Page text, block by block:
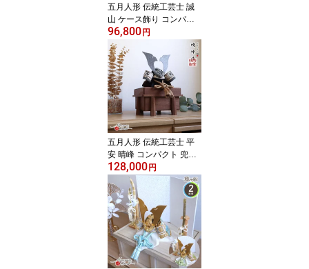
五月人形 伝統工芸士 誠
山 ケース飾り コンパク
ト 兜飾り 選べる 2種類
淡萌黄色兜/淡黒水色兜 5
月人形 端午の節句 初節
句 増村人形店 MMN2744
96,800 円
五月人形 伝統工芸士 平
安 晴峰 コンパクト 兜飾
り 7号 大和 印伝 吹き返
し 淡茶 ブラウン ベージ
ュ ブロンズ 兜 艶消し 細
密 裾金具 雄山 5月人形
端午の節句 初節句 増村
人形店 MMN3092
128,000 円